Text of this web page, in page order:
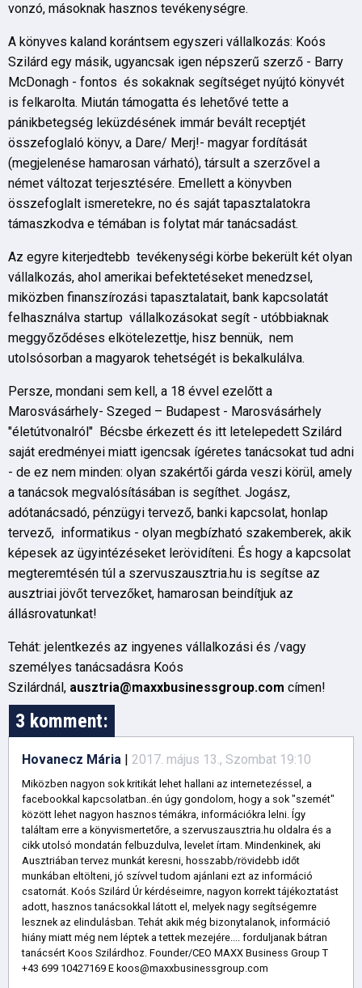
vonzó, másoknak hasznos tevékenységre.
A könyves kaland korántsem egyszeri vállalkozás: Koós
Szilárd egy másik, ugyancsak igen népszerű szerző - Barry
McDonagh - fontos és sokaknak segítséget nyújtó könyvét
is felkarolta. Miután támogatta és lehetővé tette a
pánikbetegség leküzdésének immár bevált receptjét
összefoglaló könyv, a Dare/ Merj!- magyar fordítását
(megjelenése hamarosan várható), társult a szerzővel a
német változat terjesztésére. Emellett a könyvben
összefoglalt ismeretekre, no és saját tapasztalatokra
támaszkodva e témában is folytat már tanácsadást.
Az egyre kiterjedtebb tevékenységi körbe bekerült két olyan
vállalkozás, ahol amerikai befektetéseket menedzsel,
miközben finanszírozási tapasztalatait, bank kapcsolatát
felhasználva startup vállalkozásokat segít - utóbbiaknak
meggyőződéses elkötelezettje, hisz bennük, nem
utolsósorban a magyarok tehetségét is bekalkulálva.
Persze, mondani sem kell, a 18 évvel ezelőtt a
Marosvásárhely- Szeged – Budapest - Marosvásárhely
"életútvonalról" Bécsbe érkezett és itt letelepedett Szilárd
saját eredményei miatt igencsak ígéretes tanácsokat tud adni
- de ez nem minden: olyan szakértői gárda veszi körül, amely
a tanácsok megvalósításában is segíthet. Jogász,
adótanácsadó, pénzügyi tervező, banki kapcsolat, honlap
tervező, informatikus - olyan megbízható szakemberek, akik
képesek az ügyintézéseket lerövidíteni. És hogy a kapcsolat
megteremtésén túl a szervuszausztria.hu is segítse az
ausztriai jövőt tervezőket, hamarosan beindítjuk az
állásrovatunkat!
Tehát: jelentkezés az ingyenes vállalkozási és /vagy
személyes tanácsadásra Koós
Szilárdnál, ausztria@maxxbusinessgroup.com címen!
3 komment:
Hovanecz Mária | 2017. május 13., Szombat 19:10
Miközben nagyon sok kritikát lehet hallani az internetezéssel, a
facebookkal kapcsolatban..én úgy gondolom, hogy a sok "szemét"
között lehet nagyon hasznos témákra, információkra lelni. Így
találtam erre a könyvismertetőre, a szervuszausztria.hu oldalra és a
cikk utolsó mondatán felbuzdulva, levelet írtam. Mindenkinek, aki
Ausztriában tervez munkát keresni, hosszabb/rövidebb időt
munkában eltölteni, jó szívvel tudom ajánlani ezt az információ
csatornát. Koós Szilárd Úr kérdéseimre, nagyon korrekt tájékoztatást
adott, hasznos tanácsokkal látott el, melyek nagy segítségemre
lesznek az elindulásban. Tehát akik még bizonytalanok, információ
hiány miatt még nem léptek a tettek mezejére.... forduljanak bátran
tanácsért Koos Szilárdhoz. Founder/CEO MAXX Business Group T
+43 699 10427169 E koos@maxxbusinessgroup.com